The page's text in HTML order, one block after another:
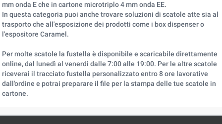
mm onda E che in cartone microtriplo 4 mm onda EE.
In questa categoria puoi anche trovare soluzioni di scatole atte sia al
trasporto che all'esposizione dei prodotti come i box dispenser o
l'espositore Caramel.
Per molte scatole la fustella è disponibile e scaricabile direttamente
online, dal lunedì al venerdì dalle 7:00 alle 19:00. Per le altre scatole
riceverai il tracciato fustella personalizzato entro 8 ore lavorative
dall'ordine e potrai preparare il file per la stampa delle tue scatole in
cartone.